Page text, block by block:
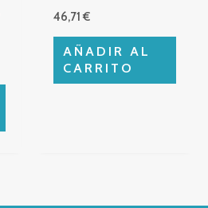
46,71€
AÑADIR AL
CARRITO